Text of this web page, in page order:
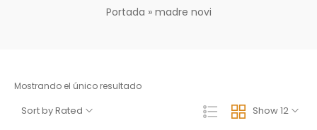
Portada » madre novi
Mostrando el único resultado
Show 12
Sort by Rated